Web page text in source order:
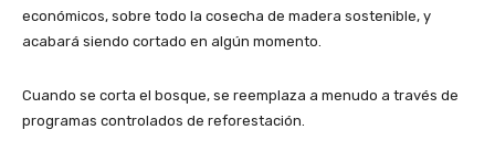
económicos, sobre todo la cosecha de madera sostenible, y
acabará siendo cortado en algún momento.
Cuando se corta el bosque, se reemplaza a menudo a través de
programas controlados de reforestación.